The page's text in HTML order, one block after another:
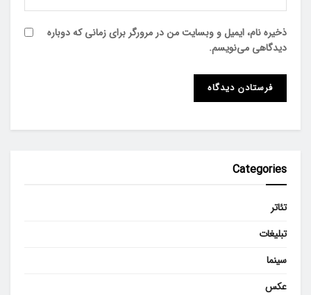
ذخیره نام، ایمیل و وبسایت من در مرورگر برای زمانی که دوباره
دیدگاهی می‌نویسم.
Categories
تئاتر
تبلیغات
سینما
عکس